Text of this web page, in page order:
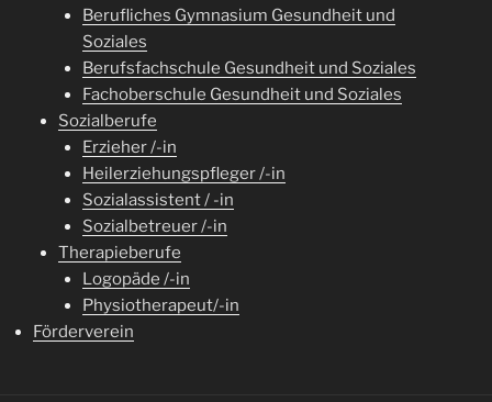
Berufliches Gymnasium Gesundheit und
Soziales
Berufsfachschule Gesundheit und Soziales
Fachoberschule Gesundheit und Soziales
Sozialberufe
Erzieher /-in
Heilerziehungspfleger /-in
Sozialassistent / -in
Sozialbetreuer /-in
Therapieberufe
Logopäde /-in
Physiotherapeut/-in
Förderverein